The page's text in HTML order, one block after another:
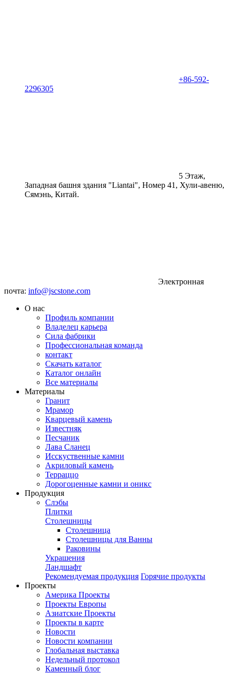
+86-592-
2296305
5 Этаж,
Западная башня здания "Liantai", Номер 41, Хули-авеню,
Сямэнь, Китай.
Электронная
почта: info@jscstone.com
О нас
Профиль компании
Владелец карьера
Сила фабрики
Профессиональная команда
контакт
Скачать каталог
Каталог онлайн
Все материалы
Материалы
Гранит
Мрамор
Кварцевый камень
Известняк
Песчаник
Лава Сланец
Исскуственные камни
Акриловый камень
Терраццо
Дорогоценные камни и оникс
Продукция
Слэбы
Плитки
Столешницы
Столешница
Столешницы для Ванны
Раковины
Украшения
Ландшафт
Рекомендуемая продукция Горячие продукты
Проекты
Америка Проекты
Проекты Европы
Азиатские Проекты
Проекты в карте
Новости
Новости компании
Глобальная выставка
Недельный протокол
Каменный блог